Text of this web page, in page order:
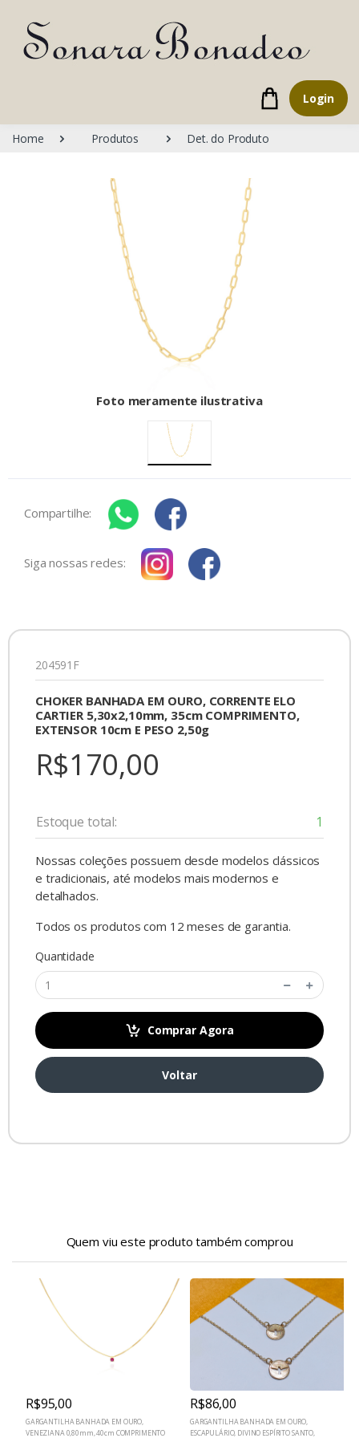
Login
Home Produtos Det. do Produto
Foto meramente ilustrativa
Compartilhe:
Siga nossas redes:
204591F
CHOKER BANHADA EM OURO, CORRENTE ELO
CARTIER 5,30x2,10mm, 35cm COMPRIMENTO,
EXTENSOR 10cm E PESO 2,50g
R$170,00
Estoque total: 1
Nossas coleções possuem desde modelos clássicos
e tradicionais, até modelos mais modernos e
detalhados.
Todos os produtos com 12 meses de garantia.
Quantidade
Comprar Agora
Voltar
Quem viu este produto também comprou
R$95,00
GARGANTILHA BANHADA EM OURO,
VENEZIANA 0,80mm, 40cm COMPRIMENTO
R$86,00
GARGANTILHA BANHADA EM OURO,
ESCAPULÁRIO, DIVINO ESPÍRITO SANTO,